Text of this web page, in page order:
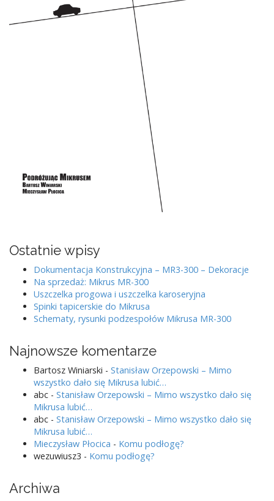
Ostatnie wpisy
Dokumentacja Konstrukcyjna – MR3-300 – Dekoracje
Na sprzedaż: Mikrus MR-300
Uszczelka progowa i uszczelka karoseryjna
Spinki tapicerskie do Mikrusa
Schematy, rysunki podzespołów Mikrusa MR-300
Najnowsze komentarze
Bartosz Winiarski - Stanisław Orzepowski – Mimo
wszystko dało się Mikrusa lubić…
abc - Stanisław Orzepowski – Mimo wszystko dało się
Mikrusa lubić…
abc - Stanisław Orzepowski – Mimo wszystko dało się
Mikrusa lubić…
Mieczysław Płocica - Komu podłogę?
wezuwiusz3 - Komu podłogę?
Archiwa